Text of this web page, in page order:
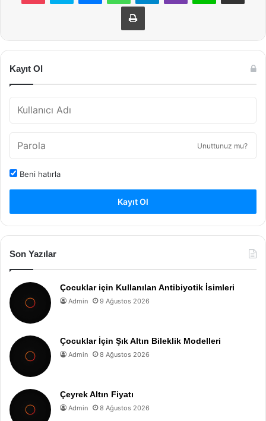
Yazdır
Kayıt Ol
Unuttunuz mu?
Beni hatırla
Kayıt Ol
Son Yazılar
Çocuklar için Kullanılan Antibiyotik İsimleri
Admin 9 Ağustos 2026
Çocuklar İçin Şık Altın Bileklik Modelleri
Admin 8 Ağustos 2026
Çeyrek Altın Fiyatı
Admin 8 Ağustos 2026